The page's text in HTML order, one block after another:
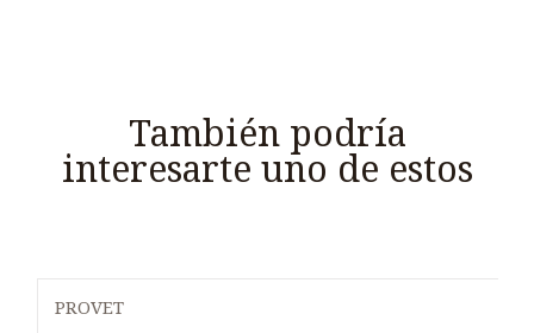
También podría
interesarte uno de estos
PROVET